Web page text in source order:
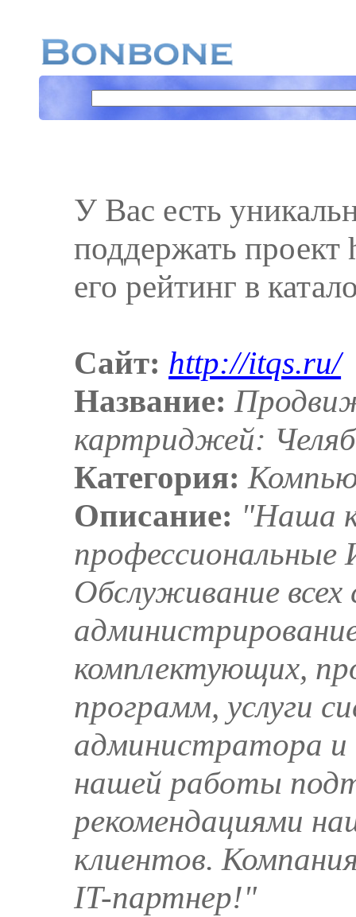
У Вас есть
поддержать
его рейтинг в
Сайт: http://itqs.ru/
Название:
картриджей:
Категория:
Описание: "Наша
профессиональные
Обслуживание
комплектующих,
программ, услуги
администратора и
нашей работы
рекомендациями
клиентов.
IT-партнер!"